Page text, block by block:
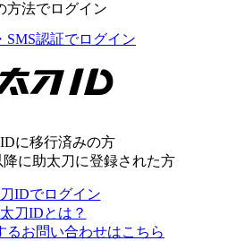
方法でログイン
SMS認証でログイン
ID
に移行済みの方
降に助太刀に登録された方
IDでログイン
刀IDとは？
るお問い合わせはこちら